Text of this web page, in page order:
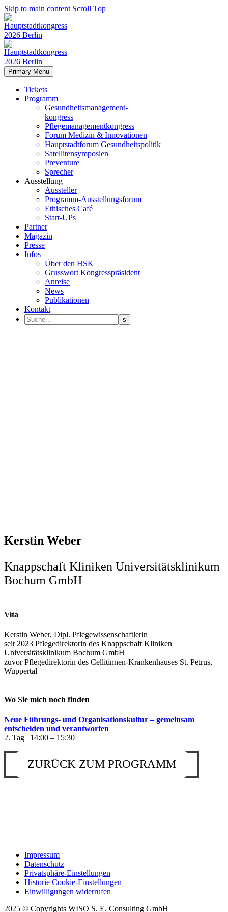
Skip to main content Scroll Top
Primary Menu
Tickets
Programm
Gesundheitsmanagement-
kongress
Pflegemanagementkongress
Forum Medizin & Innovationen
Hauptstadtforum Gesundheitspolitik
Satellitensymposien
Preventure
Sprecher
Ausstellung
Aussteller
Programm-Ausstellungsforum
Ethisches Café
Start-UPs
Partner
Magazin
Presse
Infos
Über den HSK
Grusswort Kongresspräsident
Anreise
News
Publikationen
Kontakt
Kerstin Weber
Knappschaft Kliniken Universitätsklinikum
Bochum GmbH
Vita
Kerstin Weber, Dipl. Pflegewissenschaftlerin
seit 2023 Pflegedirektorin des Knappschaft Kliniken
Universitätsklinikum Bochum GmbH
zuvor Pflegedirektorin des Cellitinnen-Krankenhauses St. Petrus,
Wuppertal
Wo Sie mich noch finden
Neue Führungs- und Organisationskultur – gemeinsam
entscheiden und verantworten
2. Tag | 14:00 – 15:30
ZURÜCK ZUM PROGRAMM
Impressum
Datenschutz
Privatsphäre-Einstellungen
Historie Cookie-Einstellungen
Einwilligungen widerrufen
2025 © Copyrights WISO S. E. Consulting GmbH